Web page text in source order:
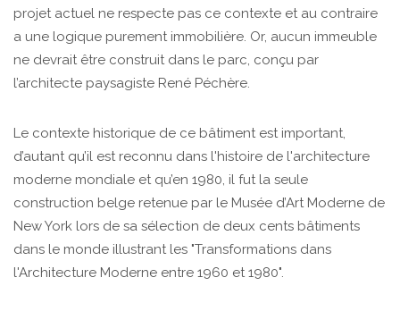
projet actuel ne respecte pas ce contexte et au contraire
a une logique purement immobilière. Or, aucun immeuble
ne devrait être construit dans le parc, conçu par
l’architecte paysagiste René Péchère.
Le contexte historique de ce bâtiment est important,
d’autant qu’il est reconnu dans l'histoire de l'architecture
moderne mondiale et qu’en 1980, il fut la seule
construction belge retenue par le Musée d’Art Moderne de
New York lors de sa sélection de deux cents bâtiments
dans le monde illustrant les "Transformations dans
l'Architecture Moderne entre 1960 et 1980".